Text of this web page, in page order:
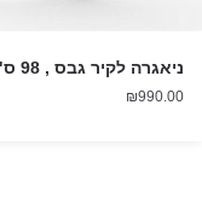
ניאגרה לקיר גבס , 98 ס"מ sanit
₪990.00